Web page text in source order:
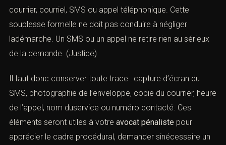
souples. Justice.frprécise qu’elle peut être faite par
courrier, courriel, SMS ou appel téléphonique. Cette
souplesse formelle ne doit pas conduire à négliger
ladémarche. Un SMS ou un appel ne retire rien au sérieux
Il faut donc conserver toute trace : capture d’écran du
SMS, photographie de l’enveloppe, copie du courrier,
heure de l’appel, nom duservice ou numéro contacté.
Ces éléments seront utiles à votreavocat pénalistepour